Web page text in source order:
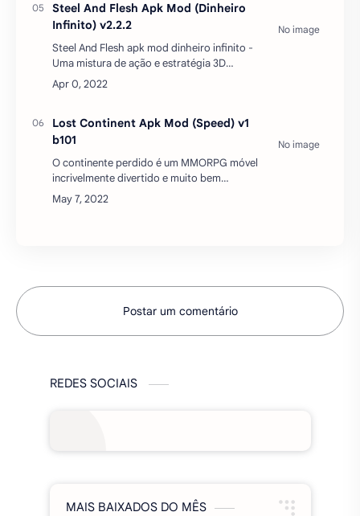
Steel And Flesh Apk Mod (Dinheiro
Infinito) v2.2.2
Steel And Flesh apk mod dinheiro infinito -
Uma mistura de ação e estratégia 3D
medievais. Você se encontra na Idade
Média, onde 12 grandes clãs estão lutando
Lost Continent Apk Mod (Speed) v1
b101
O continente perdido é um MMORPG móvel
incrivelmente divertido e muito bem
elaborado, que lembra o grande
clássico.Como a maioria dos MMORPGs, os
Postar um comentário
REDES SOCIAIS
MAIS BAIXADOS DO MÊS